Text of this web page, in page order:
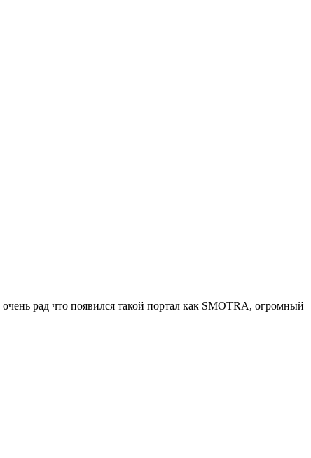
рад что появился такой портал как SMOTRA, огромный